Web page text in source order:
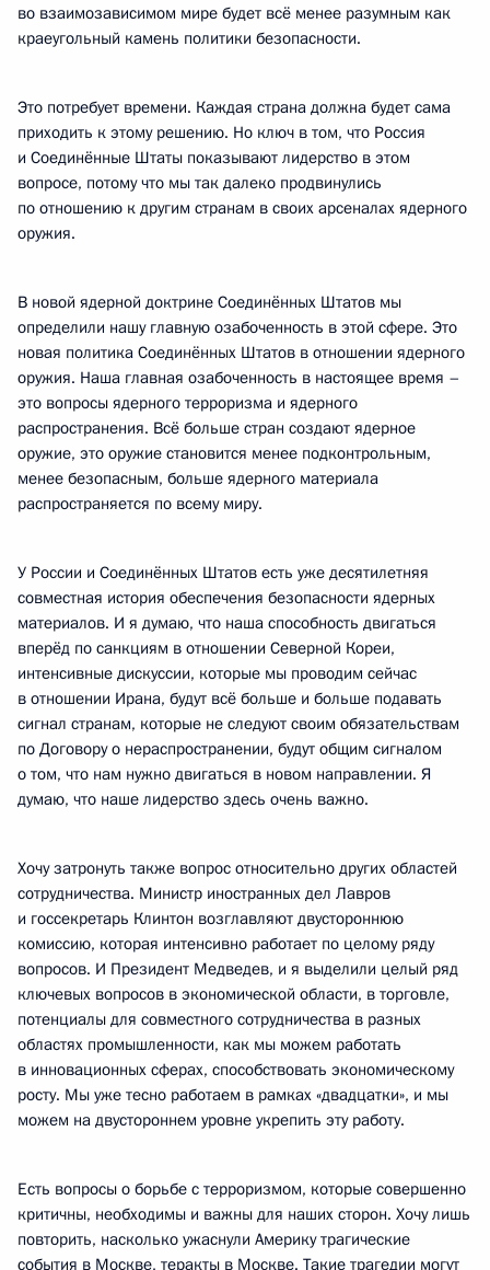
во взаимозависимом мире будет всё менее разумным как
краеугольный камень политики безопасности.
Это потребует времени. Каждая страна должна будет сама
приходить к этому решению. Но ключ в том, что Россия
и Соединённые Штаты показывают лидерство в этом
вопросе, потому что мы так далеко продвинулись
по отношению к другим странам в своих арсеналах ядерного
оружия.
В новой ядерной доктрине Соединённых Штатов мы
определили нашу главную озабоченность в этой сфере. Это
новая политика Соединённых Штатов в отношении ядерного
оружия. Наша главная озабоченность в настоящее время –
это вопросы ядерного терроризма и ядерного
распространения. Всё больше стран создают ядерное
оружие, это оружие становится менее подконтрольным,
менее безопасным, больше ядерного материала
распространяется по всему миру.
У России и Соединённых Штатов есть уже десятилетняя
совместная история обеспечения безопасности ядерных
материалов. И я думаю, что наша способность двигаться
вперёд по санкциям в отношении Северной Кореи,
интенсивные дискуссии, которые мы проводим сейчас
в отношении Ирана, будут всё больше и больше подавать
сигнал странам, которые не следуют своим обязательствам
по Договору о нераспространении, будут общим сигналом
о том, что нам нужно двигаться в новом направлении. Я
думаю, что наше лидерство здесь очень важно.
Хочу затронуть также вопрос относительно других областей
сотрудничества. Министр иностранных дел Лавров
и госсекретарь Клинтон возглавляют двустороннюю
комиссию, которая интенсивно работает по целому ряду
вопросов. И Президент Медведев, и я выделили целый ряд
ключевых вопросов в экономической области, в торговле,
потенциалы для совместного сотрудничества в разных
областях промышленности, как мы можем работать
в инновационных сферах, способствовать экономическому
росту. Мы уже тесно работаем в рамках «двадцатки», и мы
можем на двустороннем уровне укрепить эту работу.
Есть вопросы о борьбе с терроризмом, которые совершенно
критичны, необходимы и важны для наших сторон. Хочу лишь
повторить, насколько ужаснули Америку трагические
события в Москве, теракты в Москве. Такие трагедии могут